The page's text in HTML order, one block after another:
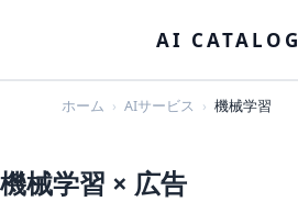
AI CATALOG
ホーム AIサービス 機械学習
機械学習 × 広告